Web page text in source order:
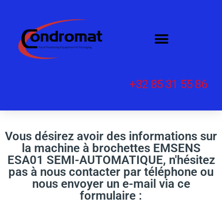
+32 85 31 55 86
Vous désirez avoir des informations sur
la machine à brochettes EMSENS
ESA01 SEMI-AUTOMATIQUE, n'hésitez
pas à nous contacter par téléphone ou
nous envoyer un e-mail via ce
formulaire :